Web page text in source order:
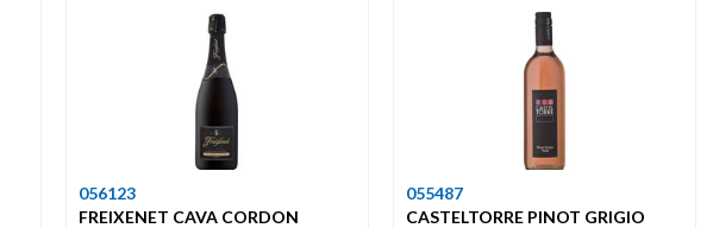
056123
FREIXENET CAVA CORDON
055487
CASTELTORRE PINOT GRIGIO